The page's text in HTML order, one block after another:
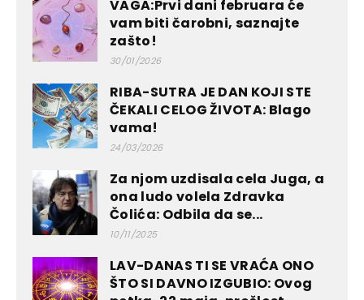
VAGA:Prvi dani februara će
vam biti čarobni, saznajte
zašto!
30/01/2026
RIBA-SUTRA JE DAN KOJI STE
ČEKALI CELOG ŽIVOTA: Blago
vama!
24/03/2026
Za njom uzdisala cela Juga, a
ona ludo volela Zdravka
Čolića: Odbila da se...
10/11/2025
LAV-DANAS TI SE VRAĆA ONO
ŠTO SI DAVNO IZGUBIO: Ovog